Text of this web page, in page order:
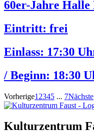
60er-Jahre
Eintritt: frei
Einlass: 17:30
/ Beginn: 18:30
Vorherige1 2345 ... 7Nächste
Kulturzentrum